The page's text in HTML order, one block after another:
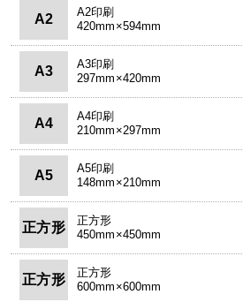
A2
A2印刷
420mm×594mm
A3
A3印刷
297mm×420mm
A4
A4印刷
210mm×297mm
A5
A5印刷
148mm×210mm
正方形
正方形
450mm×450mm
正方形
正方形
600mm×600mm